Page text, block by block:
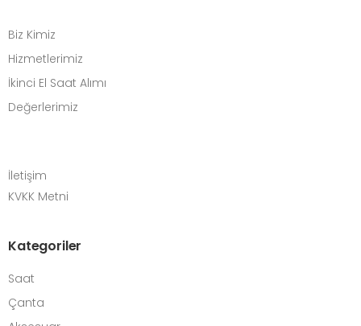
Biz Kimiz
Hizmetlerimiz
İkinci El Saat Alımı
Değerlerimiz
İletişim
KVKK Metni
Kategoriler
Saat
Çanta